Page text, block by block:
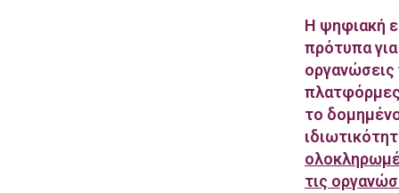
Η ψηφιακή
πρότυπα
οργανώσεις
το
τις